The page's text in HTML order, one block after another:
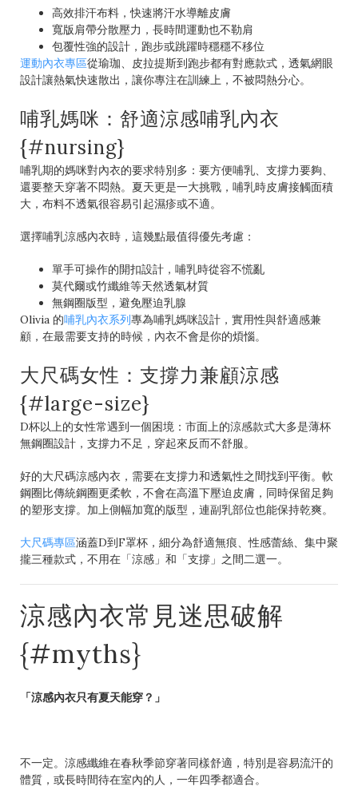
高效排汗布料，快速將汗水導離皮膚
寬版肩帶分散壓力，長時間運動也不勒肩
包覆性強的設計，跑步或跳躍時穩穩不移位
運動內衣專區從瑜珈、皮拉提斯到跑步都有對應款式，透氣網眼
設計讓熱氣快速散出，讓你專注在訓練上，不被悶熱分心。
哺乳媽咪：舒適涼感哺乳內衣
{#nursing}
哺乳期的媽咪對內衣的要求特別多：要方便哺乳、支撐力要夠、
還要整天穿著不悶熱。夏天更是一大挑戰，哺乳時皮膚接觸面積
大，布料不透氣很容易引起濕疹或不適。
選擇哺乳涼感內衣時，這幾點最值得優先考慮：
單手可操作的開扣設計，哺乳時從容不慌亂
莫代爾或竹纖維等天然透氣材質
無鋼圈版型，避免壓迫乳腺
Olivia 的哺乳內衣系列專為哺乳媽咪設計，實用性與舒適感兼
顧，在最需要支持的時候，內衣不會是你的煩惱。
大尺碼女性：支撐力兼顧涼感
{#large-size}
D杯以上的女性常遇到一個困境：市面上的涼感款式大多是薄杯
無鋼圈設計，支撐力不足，穿起來反而不舒服。
好的大尺碼涼感內衣，需要在支撐力和透氣性之間找到平衡。軟
鋼圈比傳統鋼圈更柔軟，不會在高溫下壓迫皮膚，同時保留足夠
的塑形支撐。加上側幅加寬的版型，連副乳部位也能保持乾爽。
大尺碼專區涵蓋D到F罩杯，細分為舒適無痕、性感蕾絲、集中聚
攏三種款式，不用在「涼感」和「支撐」之間二選一。
涼感內衣常見迷思破解
{#myths}
「涼感內衣只有夏天能穿？」
不一定。涼感纖維在春秋季節穿著同樣舒適，特別是容易流汗的
體質，或長時間待在室內的人，一年四季都適合。